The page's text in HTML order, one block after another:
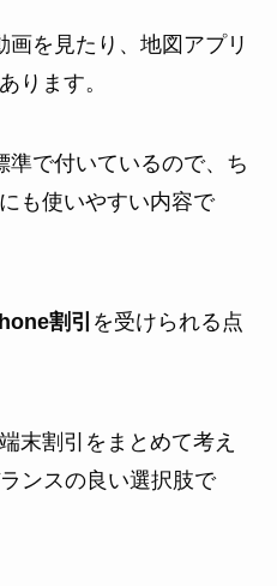
を見たり、地図アプリ
ります。
準で付いているので、ち
も使いやすい内容で
割引 を受けられる点
末割引をまとめて考え
ンスの良い選択肢で